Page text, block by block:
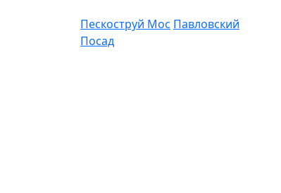
Пескоструй Мос Павловский
Посад